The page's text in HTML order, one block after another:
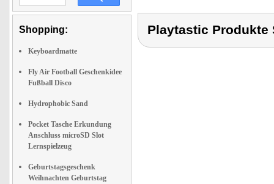
Shopping:
Keyboardmatte
Fly Air Football Geschenkidee
Fußball Disco
Hydrophobic Sand
Pocket Tasche Erkundung
Anschluss microSD Slot
Lernspielzeug
Geburtstagsgeschenk
Weihnachten Geburtstag
Playtastic Produkte